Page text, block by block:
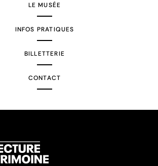
LE MUSÉE
INFOS PRATIQUES
BILLETTERIE
CONTACT